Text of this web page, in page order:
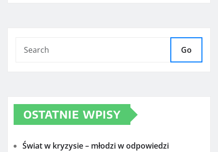
Go
OSTATNIE WPISY
Świat w kryzysie – młodzi w odpowiedzi